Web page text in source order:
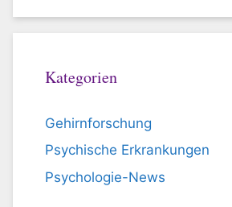
Kategorien
Gehirnforschung
Psychische Erkrankungen
Psychologie-News